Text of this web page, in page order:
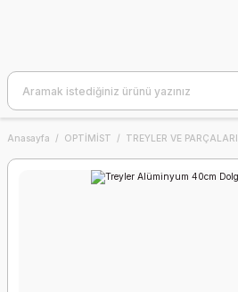
Anasayfa OPTİMİST TREYLER VE PARÇALARI